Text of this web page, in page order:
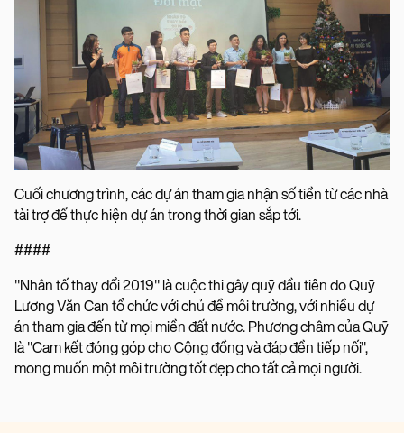
Cuối chương trình, các dự án tham gia nhận số tiền từ các nhà
tài trợ để thực hiện dự án trong thời gian sắp tới.
####
"Nhân tố thay đổi 2019" là cuộc thi gây quỹ đầu tiên do Quỹ
Lương Văn Can tổ chức với chủ đề môi trường, với nhiều dự
án tham gia đến từ mọi miền đất nước. Phương châm của Quỹ
là "Cam kết đóng góp cho Cộng đồng và đáp đền tiếp nối",
mong muốn một môi trường tốt đẹp cho tất cả mọi người.